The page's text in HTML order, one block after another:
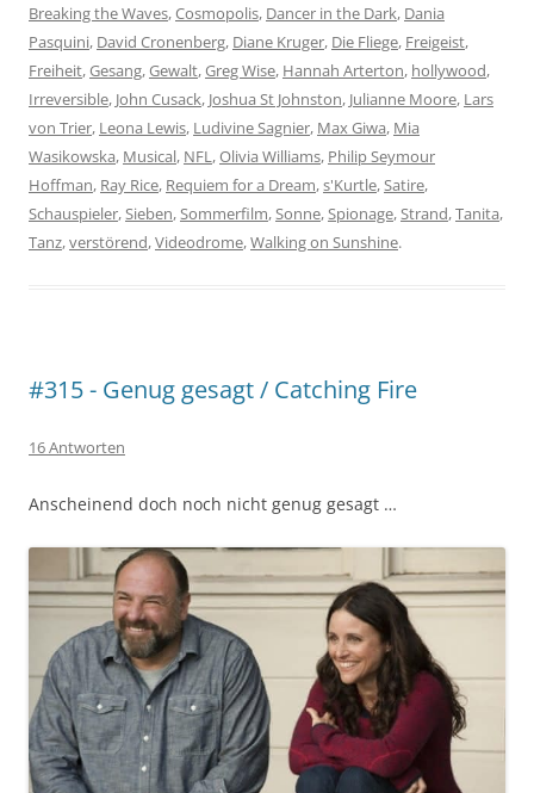
Breaking the Waves,Cosmopolis, Dancer in the Dark, Dania
Pasquini, David Cronenberg, Diane Kruger, Die Fliege, Freigeist,
Freiheit,Gesang,Gewalt,Greg Wise, Hannah Arterton, hollywood,
Irreversible, John Cusack, Joshua St Johnston, Julianne Moore, Lars
von Trier, Leona Lewis, Ludivine Sagnier, Max Giwa, Mia
Wasikowska, Musical, NFL,Olivia Williams, Philip Seymour
Hoffman, Ray Rice, Requiem for a Dream,s'Kurtle,Satire,
Schauspieler,Sieben,Sommerfilm,Sonne,Spionage,Strand,Tanita,
Tanz,verstörend,Videodrome,Walking on Sunshine.
#315 - Genug gesagt / Catching Fire
16 Antworten
Anscheinend doch noch nicht genug gesagt …